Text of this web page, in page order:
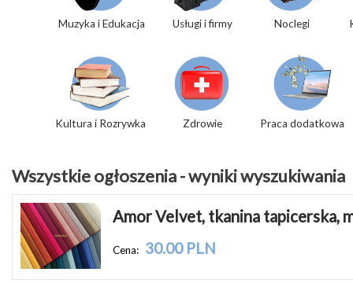
Muzyka i Edukacja Usługi i firmy Noclegi
Kultura i Rozrywka Zdrowie Praca dodatkowa
Wszystkie ogłoszenia - wyniki wyszukiwania
Amor Velvet, tkanina tapicerska,
Cena: 30.00 PLN